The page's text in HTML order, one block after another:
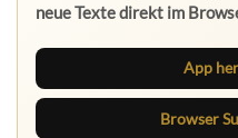
neue Texte direkt im
App
Browser